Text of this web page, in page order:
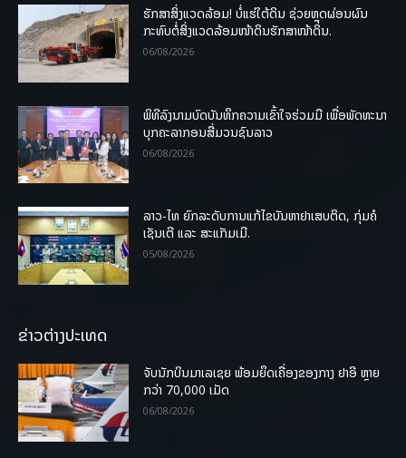
ຮັກສາສິ່ງແວດລ້ອມ! ບໍ່ແຮ່ໃຕ້ດິນ ຊ່ວຍຫຼຸດຜ່ອນຜົນ
ກະທົບຕໍ່ສິ່ງແວດລ້ອມໜ້າດິນຮັກສາໜ້າດິນ.
06/08/2026
ພິທີລົງນາມບົດບັນທຶກຄວາມເຂົ້າໃຈຮ່ວມມື ເພື່ອພັດທະນາ
ບຸກຄະລາກອນສື່ມວນຊົນລາວ
06/08/2026
ລາວ-ໄທ ຍົກລະດັບການແກ້ໄຂບັນຫາຢາເສບຕິດ, ກຸ່ມຄໍ
ເຊັນເຕີ ແລະ ສະແກັມເມີ.
05/08/2026
ຂ່າວຕ່າງປະເທດ
ຈັບນັກບິນມາເລເຊຍ ພ້ອມຍຶດເຄື່ອງຂອງກາງ ຢາອີ ຫຼາຍ
ກວ່າ 70,000 ເມັດ
06/08/2026